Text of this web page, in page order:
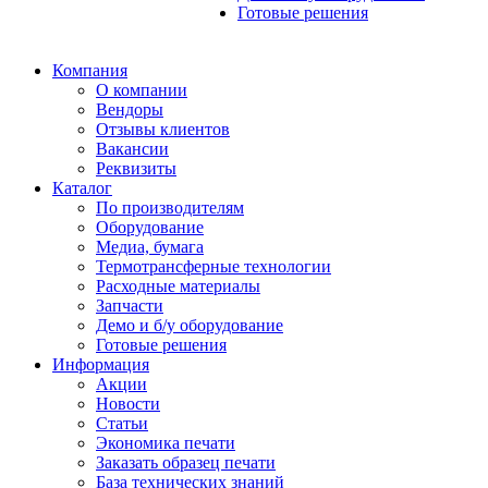
Готовые решения
Компания
О компании
Вендоры
Отзывы клиентов
Вакансии
Реквизиты
Каталог
По производителям
Оборудование
Медиа, бумага
Термотрансферные технологии
Расходные материалы
Запчасти
Демо и б/у оборудование
Готовые решения
Информация
Акции
Новости
Статьи
Экономика печати
Заказать образец печати
База технических знаний